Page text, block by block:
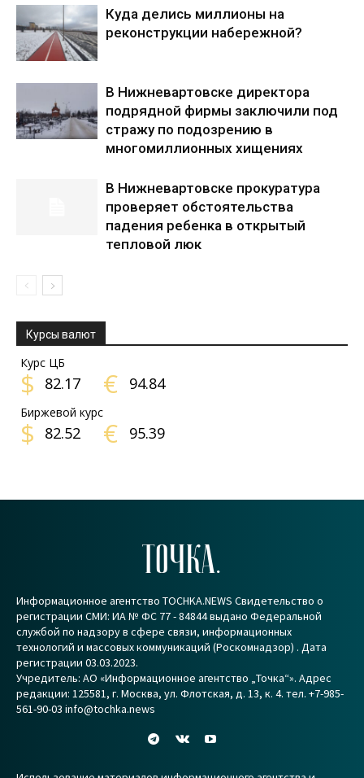
Куда делись миллионы на
реконструкции набережной?
В Нижневартовске директора
подрядной фирмы заключили под
стражу по подозрению в
многомиллионных хищениях
В Нижневартовске прокуратура
проверяет обстоятельства
падения ребенка в открытый
тепловой люк
Курсы валют
Курс ЦБ
$ 82.17 € 94.84
Биржевой курс
$ 82.52 € 95.39
ТОЧКА.
Информационное агентство TOCHKA.NEWS Свидетельство о
регистрации СМИ: ИА № ФС 77 - 84844 выдано Федеральной
службой по надзору в сфере связи, информационных
технологий и массовых коммуникаций (Роскомнадзор) . Дата
регистрации 03.03.2023.
Учредитель: АО «Информационное агентство „Точка“». Адрес
редакции: 125581, г. Москва, ул. Флотская, д. 13, к. 4. тел. +7-985-
561-90-03 info@tochka.news